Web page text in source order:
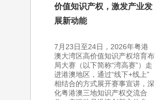
价值知识产权，激发产业发
展新动能
7月23日至24日，2026年粤港
澳大湾区高价值知识产权培育布
局大赛（以下简称“湾高赛”）走
进港澳地区，通过“线下+线上”
相结合的方式展开赛事宣讲，深
化粤港澳三地知识产权交流合